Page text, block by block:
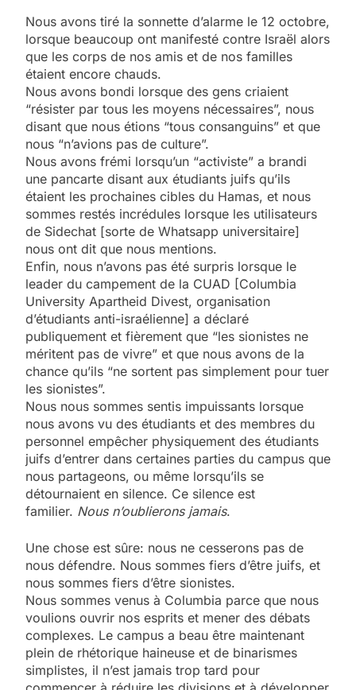
Nous avons tiré la sonnette d’alarme le 12 octobre,
lorsque beaucoup ont manifesté contre Israël alors
que les corps de nos amis et de nos familles
étaient encore chauds.
Nous avons bondi lorsque des gens criaient
“résister par tous les moyens nécessaires”, nous
disant que nous étions “tous consanguins” et que
nous “n’avions pas de culture”.
Nous avons frémi lorsqu’un “activiste” a brandi
une pancarte disant aux étudiants juifs qu’ils
étaient les prochaines cibles du Hamas, et nous
sommes restés incrédules lorsque les utilisateurs
de Sidechat [sorte de Whatsapp universitaire]
nous ont dit que nous mentions.
Enfin, nous n’avons pas été surpris lorsque le
leader du campement de la CUAD [Columbia
University Apartheid Divest, organisation
d’étudiants anti-israélienne] a déclaré
publiquement et fièrement que “les sionistes ne
méritent pas de vivre” et que nous avons de la
chance qu’ils “ne sortent pas simplement pour tuer
les sionistes”.
Nous nous sommes sentis impuissants lorsque
nous avons vu des étudiants et des membres du
personnel empêcher physiquement des étudiants
juifs d’entrer dans certaines parties du campus que
nous partageons, ou même lorsqu’ils se
détournaient en silence. Ce silence est
familier. Nous n’oublierons jamais.
Une chose est sûre: nous ne cesserons pas de
nous défendre. Nous sommes fiers d’être juifs, et
nous sommes fiers d’être sionistes.
Nous sommes venus à Columbia parce que nous
voulions ouvrir nos esprits et mener des débats
complexes. Le campus a beau être maintenant
plein de rhétorique haineuse et de binarismes
simplistes, il n’est jamais trop tard pour